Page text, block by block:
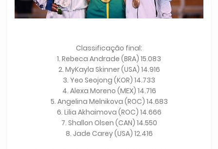
Classificação final:
1. Rebeca Andrade (BRA) 15.083
2. MyKayla Skinner (USA) 14.916
3. Yeo Seojong (KOR) 14.733
4. Alexa Moreno (MEX) 14.716
5. Angelina Melnikova (ROC) 14.683
6. Lilia Akhaimova (ROC) 14.666
7. Shallon Olsen (CAN) 14.550
8. Jade Carey (USA) 12.416